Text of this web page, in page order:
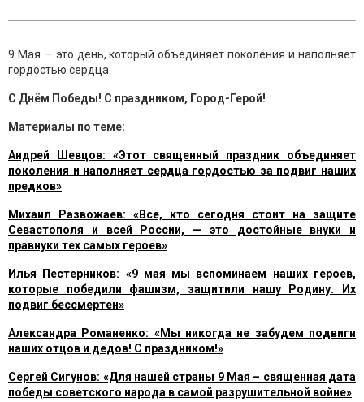
9 Мая — это день, который объединяет поколения и наполняет
гордостью сердца.
С Днём Победы! С праздником, Город-Герой!
Материалы по теме:
Андрей Шевцов: «Этот священный праздник объединяет
поколения и наполняет сердца гордостью за подвиг наших
предков»
Михаил Развожаев: «Все, кто сегодня стоит на защите
Севастополя и всей России, — это достойные внуки и
правнуки тех самых героев»
Илья Пестерников: «9 мая мы вспоминаем наших героев,
которые победили фашизм, защитили нашу Родину. Их
подвиг бессмертен»
Александра Романенко: «Мы никогда не забудем подвиги
наших отцов и дедов! С праздником!»
Сергей Сигунов: «Для нашей страны 9 Мая – священная дата
победы советского народа в самой разрушительной войне»